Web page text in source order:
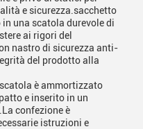
e sicurezza.sacchetto
una scatola durevole di
ai rigori del
nastro di sicurezza anti-
del prodotto alla
è ammortizzato
e inserito in un
confezione è
istruzioni e